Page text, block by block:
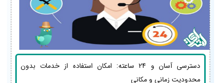
دسترسی آسان و 24 ساعته: امکان استفاده از خدمات بدون
محدودیت زمانی و مکانی